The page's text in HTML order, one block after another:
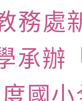
學軟體
函釋公
請許可
署委託
理「
(星期六
務處
承辦
國